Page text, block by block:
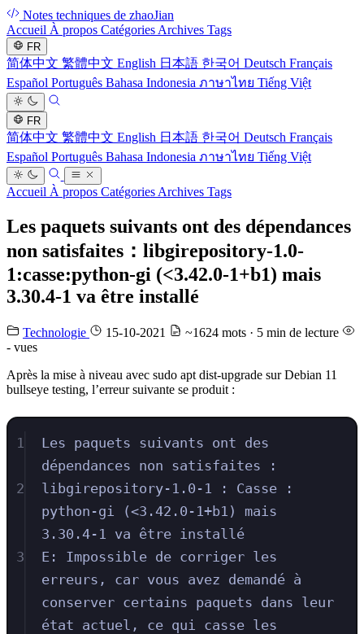
Notes techniques de zhaoJian
Accueil À propos Catégories Archives Tags
FR
简体中文 繁體中文 English 日本語 한국어 Deutsch Français
Español Português Bahasa Indonesia ภาษาไทย Tiếng Việt
FR
简体中文 繁體中文 English 日本語 한국어 Deutsch Français
Español Português Bahasa Indonesia ภาษาไทย Tiếng Việt
Accueil À propos Catégories Archives Tags
Les paquets suivants ont des dépendances
non satisfaites：libgirepository-1.0-
1:casse:python-gi (<3.42.0-1+b1) mais
3.30.4-1 va être installé
Technologie 15-10-2021
~1624 mots · 5 min de lecture
- vues
Après la mise à niveau avec sudo apt dist-upgrade sur Debian 11
bullseye testing, l’erreur suivante se produit :
1
Les paquets suivants ont des
dépendances non satisfaites :
2
libgirepository-1.0-1 : Casse :
python-gi (<3.42.0-1+b1) mais
3.30.4-1 va être installé
3
E: Impossible de corriger les
erreurs, car vous avez demandé à
conserver certains paquets dans leur
état actuel, ce qui casse les